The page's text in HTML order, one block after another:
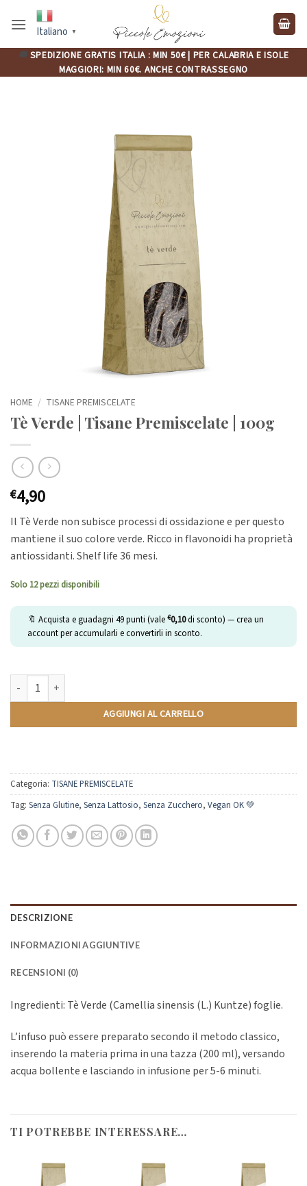
Italiano ▼
🚚 SPEDIZIONE GRATIS ITALIA : MIN 50€ | PER CALABRIA E ISOLE
MAGGIORI: MIN 60€. ANCHE CONTRASSEGNO
HOME / TISANE PREMISCELATE
Tè Verde | Tisane Premiscelate | 100g
€4,90
Il Tè Verde non subisce processi di ossidazione e per questo
mantiene il suo colore verde. Ricco in flavonoidi ha proprietà
antiossidanti. Shelf life 36 mesi.
Solo 12 pezzi disponibili
🔖 Acquista e guadagni 49punti (vale €0,10di sconto) — crea un
account per accumularli e convertirli in sconto.
Tè Verde | Tisane Premiscelate | 100g quantità
AGGIUNGI AL CARRELLO
Categoria: TISANE PREMISCELATE
Tag: Senza Glutine, Senza Lattosio, Senza Zucchero, Vegan OK 💚
DESCRIZIONE
INFORMAZIONI AGGIUNTIVE
RECENSIONI (0)
Ingredienti: Tè Verde (Camellia sinensis (L.) Kuntze) foglie.
L’infuso può essere preparato secondo il metodo classico,
inserendo la materia prima in una tazza (200 ml), versando
acqua bollente e lasciando in infusione per 5-6 minuti.
TI POTREBBE INTERESSARE…